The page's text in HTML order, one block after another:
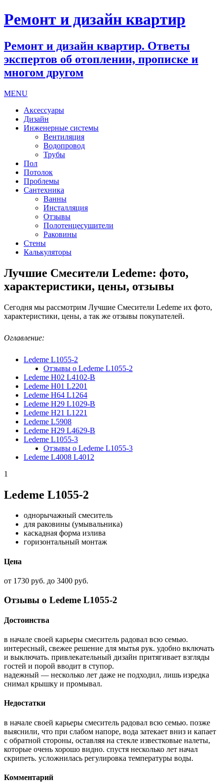
Ремонт и дизайн квартир
Ремонт и дизайн квартир. Ответы
экспертов об отоплении, прописке и
многом другом
MENU
Аксессуары
Дизайн
Инженерные системы
Вентиляция
Водопровод
Трубы
Пол
Потолок
Проблемы
Сантехника
Ванны
Инсталляция
Отзывы
Полотенцесушители
Раковины
Стены
Калькуляторы
Лучшие Смесители Ledeme: фото,
характеристики, цены, отзывы
Сегодня мы рассмотрим Лучшие Смесители Ledeme их фото,
характеристики, цены, а так же отзывы покупателей.
Оглавление:
Ledeme L1055-2
Отзывы о Ledeme L1055-2
Ledeme H02 L4102-B
Ledeme H01 L2201
Ledeme H64 L1264
Ledeme H29 L1029-B
Ledeme H21 L1221
Ledeme L5908
Ledeme H29 L4629-B
Ledeme L1055-3
Отзывы о Ledeme L1055-3
Ledeme L4008 L4012
1
Ledeme L1055-2
однорычажный смеситель
для раковины (умывальника)
каскадная форма излива
горизонтальный монтаж
Цена
от 1730 руб. до 3400 руб.
Отзывы о Ledeme L1055-2
Достоинства
в начале своей карьеры смеситель радовал всю семью.
интересный, свежее решение для мытья рук. удобно включать
и выключать. привлекательный дизайн притягивает взгляды
гостей и порой вводит в ступор.
надежный — несколько лет даже не подходил, лишь изредка
снимал крышку и промывал.
Недостатки
в начале своей карьеры смеситель радовал всю семью. позже
выяснили, что при слабом напоре, вода затекает вниз и капает
с обратной стороны, оставляя на стекле известковые налеты,
которые очень хорошо видно. спустя несколько лет начал
скрипеть. усложнилась регулировка температуры воды.
Комментарий